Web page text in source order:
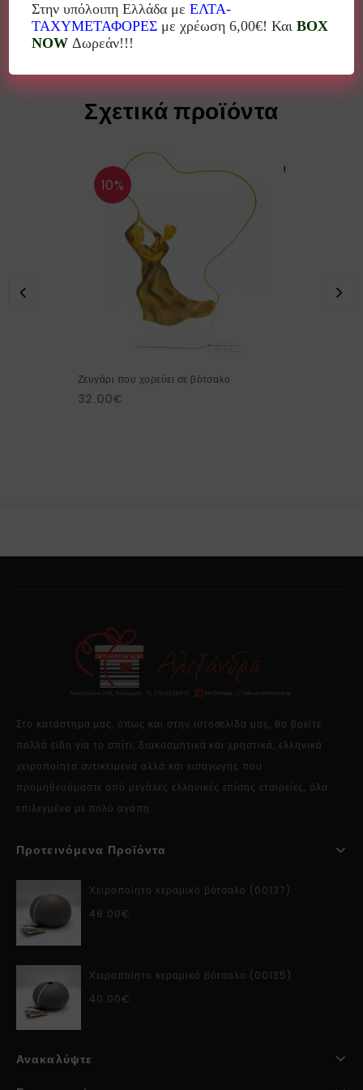
φωτογραφίας αλλά και στις διαστάσεις!
Σχετικά προϊόντα
10%
Ζευγάρι που χορεύει σε βότσαλο
32.00€
Στο κατάστημα μας, όπως και στην ιστοσελίδα μας, θα βρείτε
πολλά είδη για το σπίτι, διακοσμητικά και χρηστικά, ελληνικά
χειροποίητα αντικείμενα αλλά και εισαγωγής που
προμηθευόμαστε από μεγάλες ελληνικές επίσης εταιρείες, όλα
επιλεγμένα με πολύ αγάπη.
Προτεινόμενα Προϊόντα
Χειροποίητο κεραμικό βότσαλο (00137)
48.00€
Χειροποίητο κεραμικό βότσαλο (00135)
40.00€
Ανακαλύψτε
Στην υπόλοιπη Ελλάδα μεΕΛΤΑ-
ΤΑΧΥΜΕΤΑΦΟΡΕΣ με χρέωση 6,00€! ΚαιBOX
NOW Δωρεάν!!!